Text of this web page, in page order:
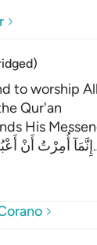
to worship
Qur'an
His
إِنَّمَآ أُمِرْتُ أَنْ